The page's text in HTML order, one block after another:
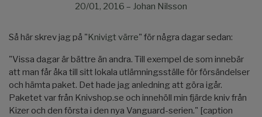
20/01, 2016 – Johan Nilsson
Så här skrev jag på " Knivigt värre" för några dagar sedan:
"Vissa dagar är bättre än andra. Till exempel de som innebär
att man får åka till sitt lokala utlämningsställe för försändelser
och hämta paket. Det hade jag anledning att göra igår.
Paketet var från Knivshop.se och innehöll min fjärde kniv från
Kizer och den första i den nya Vanguard-serien." [caption